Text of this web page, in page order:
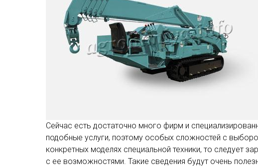
Сейчас есть достаточно много фирм и
подобные услуги, поэтому особых сложностей с
конкретных моделях специальной техники, то следует
с ее возможностями. Такие сведения будут очень